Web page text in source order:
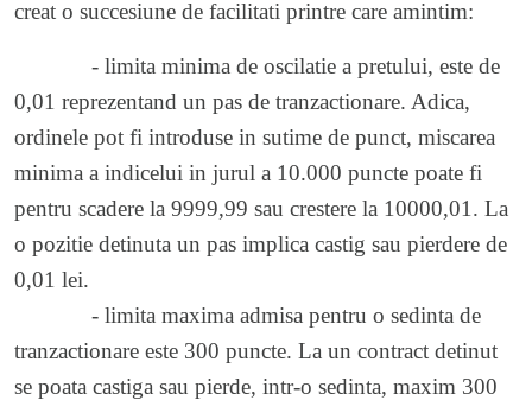
creat o succesiune de facilitati printre care amintim:
- limita minima de oscilatie a pretului, este de
0,01 reprezentand un pas de tranzactionare. Adica,
ordinele pot fi introduse in sutime de punct, miscarea
minima a indicelui in jurul a 10.000 puncte poate fi
pentru scadere la 9999,99 sau crestere la 10000,01. La
o pozitie detinuta un pas implica castig sau pierdere de
0,01 lei.
- limita maxima admisa pentru o sedinta de
tranzactionare este 300 puncte. La un contract detinut
se poata castiga sau pierde, intr-o sedinta, maxim 300